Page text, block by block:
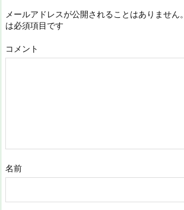
メールアドレスが公開されることはありません。
は必須項目です
コメント
名前